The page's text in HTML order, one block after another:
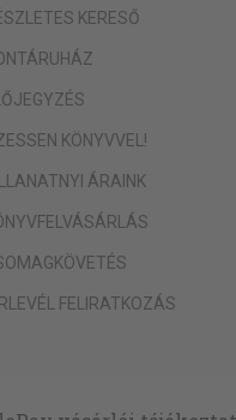
KERESŐ
KÖNYVVEL!
ÁRAINK
FELIRATKOZÁS